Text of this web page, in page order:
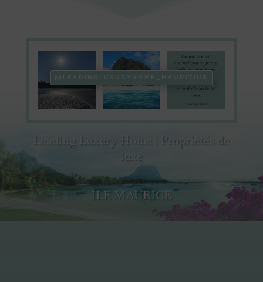
LEADINGLUXURYHOME_MAURITIUS
Leading Luxury Home | Propriétés de
luxe
ÎLE MAURICE